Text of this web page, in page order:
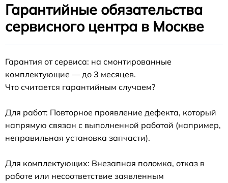
Гарантийные обязательства
сервисного центра в Москве
Гарантия от сервиса: на смонтированные
комплектующие — до 3 месяцев.
Что считается гарантийным случаем?
Для работ: Повторное проявление дефекта, который
напрямую связан с выполненной работой (например,
неправильная установка запчасти).
Для комплектующих: Внезапная поломка, отказ в
работе или несоответствие заявленным